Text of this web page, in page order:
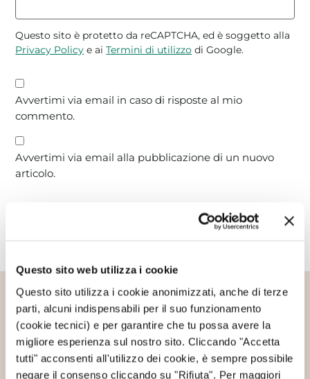
Questo sito web utilizza i cookie
Questo sito utilizza i cookie anonimizzati, anche di terze
parti, alcuni indispensabili per il suo funzionamento
(cookie tecnici) e per garantire che tu possa avere la
migliore esperienza sul nostro sito. Cliccando "Accetta
tutti" acconsenti all'utilizzo dei cookie, è sempre possibile
negare il consenso cliccando su "Rifiuta". Per maggiori
Questo sito è protetto da reCAPTCHA, ed è soggetto alla
Privacy Policy e aiTermini di utilizzo di Google.
Avvertimi via email in caso di risposte al mio
commento.
Avvertimi via email alla pubblicazione di un nuovo
articolo.
Altri articoli che potrebbero
interessarti